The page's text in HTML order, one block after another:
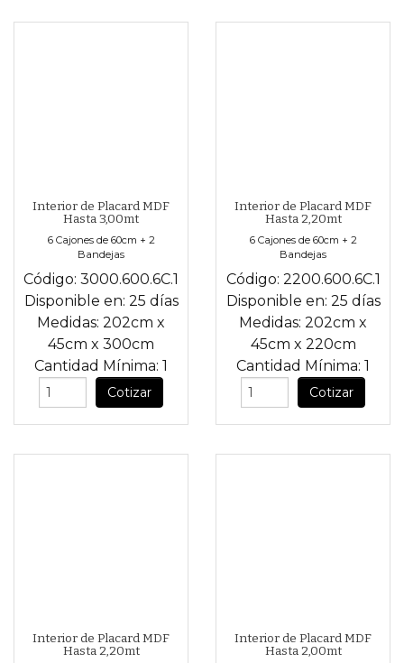
Interior de Placard MDF
Hasta 3,00mt
6 Cajones de 60cm + 2
Bandejas
Código: 3000.600.6C.1
Disponible en: 25 días
Medidas: 202cm x
45cm x 300cm
Cantidad Mínima: 1
Cotizar
Interior de Placard MDF
Hasta 2,20mt
6 Cajones de 60cm + 2
Bandejas
Código: 2200.600.6C.1
Disponible en: 25 días
Medidas: 202cm x
45cm x 220cm
Cantidad Mínima: 1
Cotizar
Interior de Placard MDF
Hasta 2,20mt
Interior de Placard MDF
Hasta 2,00mt